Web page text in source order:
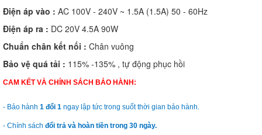
Điện áp vào : AC 100V - 240V ~ 1.5A (1.5A) 50 - 60Hz
Điện áp ra : DC 20V 4.5A 90W
Chuẩn chân kết nối : Chân vuông
Bảo vệ quá tải : 115% -135% , tự động phục hồi
CAM KẾT VÀ CHÍNH SÁCH BẢO HÀNH:
- Bảo hành 1 đổi 1 ngay lập tức trong suốt thời gian bảo hành.
- Chính sách đổi trả và hoàn tiền trong 30 ngày.